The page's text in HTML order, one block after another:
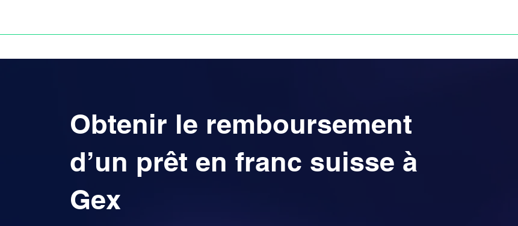
Obtenir le remboursement
d’un prêt en franc suisse à
Gex